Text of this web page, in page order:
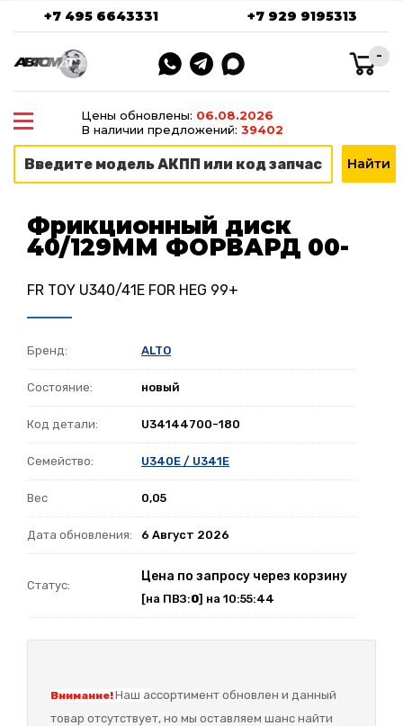
+7 495 6643331 +7 929 9195313
-
Цены обновлены: 06.08.2026
В наличии предложений: 39402
Фрикционный диск
40/129ММ ФОРВАРД 00-
FR TOY U340/41E FOR HEG 99+
Бренд: ALTO
Состояние: новый
Код детали: U34144700-180
Семейство: U340E / U341E
Вес 0,05
Дата обновления: 6 Август 2026
Статус:
Цена по запросу через корзину
[на ПВЗ:0] на 10:55:44
Внимание!Наш ассортимент обновлен и данный
товар отсутствует, но мы оставляем шанс найти